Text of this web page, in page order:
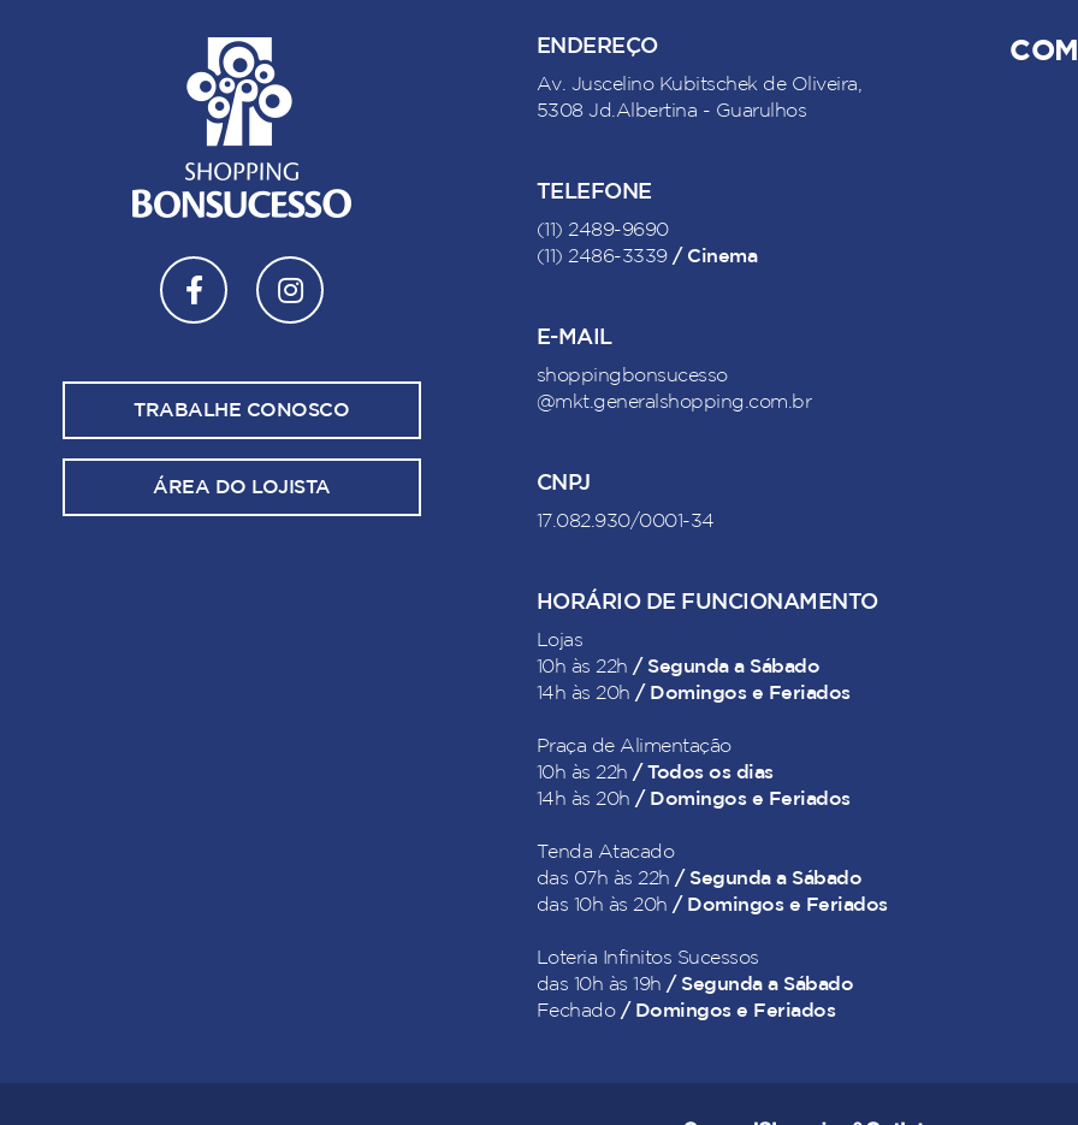
TRABALHE CONOSCO
ÁREA DO LOJISTA
ENDEREÇO
Av. Juscelino Kubitschek de Oliveira,
5308 Jd.Albertina - Guarulhos
TELEFONE
(11) 2489-9690
(11) 2486-3339/ Cinema
E-MAIL
shoppingbonsucesso
@mkt.generalshopping.com.br
CNPJ
17.082.930/0001-34
HORÁRIO DE FUNCIONAMENTO
Lojas
10h às 22h/ Segunda a Sábado
14h às 20h/ Domingos e Feriados
Praça de Alimentação
10h às 22h/ Todos os dias
14h às 20h/ Domingos e Feriados
Tenda Atacado
das 07h às 22h/ Segunda a Sábado
das 10h às 20h/ Domingos e Feriados
Loteria Infinitos Sucessos
das 10h às 19h/ Segunda a Sábado
Fechado / Domingos e Feriados